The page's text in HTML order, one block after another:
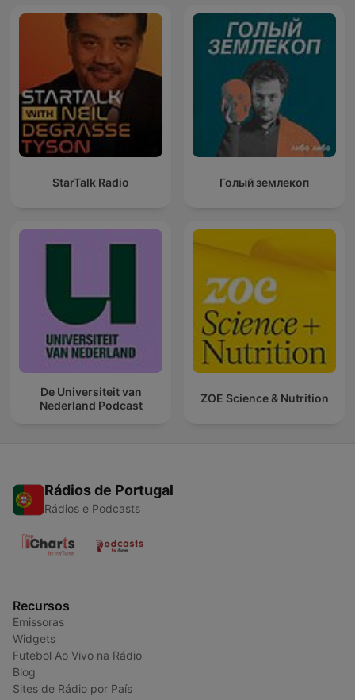
StarTalk Radio Голый землекоп
De Universiteit van
Nederland Podcast
ZOE Science & Nutrition
Rádios de Portugal
Rádios e Podcasts
Recursos
Emissoras
Widgets
Futebol Ao Vivo na Rádio
Blog
Sites de Rádio por País